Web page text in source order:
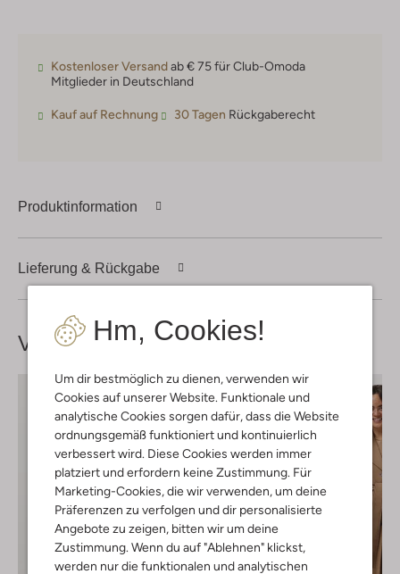
Hm, Cookies!
Um dir bestmöglich zu dienen, verwenden wir
Cookies auf unserer Website. Funktionale und
analytische Cookies sorgen dafür, dass die Website
ordnungsgemäß funktioniert und kontinuierlich
verbessert wird. Diese Cookies werden immer
platziert und erfordern keine Zustimmung. Für
Marketing-Cookies, die wir verwenden, um deine
Präferenzen zu verfolgen und dir personalisierte
Angebote zu zeigen, bitten wir um deine
Zustimmung. Wenn du auf "Ablehnen" klickst,
werden nur die funktionalen und analytischen
Kostenloser Versandab € 75 für Club-Omoda
Mitglieder in Deutschland
Kauf auf Rechnung 30 Tagen Rückgaberecht
Produktinformation
Lieferung & Rückgabe
Vervollständige deinenLook